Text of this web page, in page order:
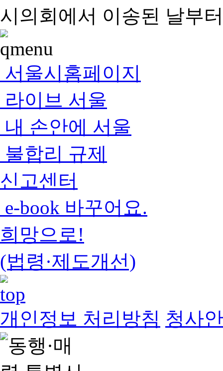
시의회에서 이송된 날부
서울시홈페이지
라이브 서울
내 손안에 서울
불합리 규제
신고센터
e-book 바꾸어요.
희망으로!
(법령·제도개선)
개인정보 처리방침 청사